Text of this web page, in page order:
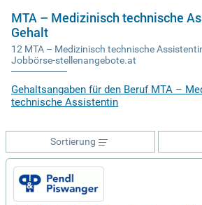
MTA – Medizinisch technische
Gehalt
12 MTA – Medizinisch technische
Jobbörse-stellenangebote.at
Gehaltsangaben für den Beruf MTA –
technische Assistentin
Sortierung